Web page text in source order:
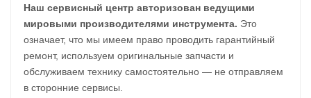
Наш сервисный центр авторизован ведущими
мировыми производителями инструмента. Это
означает, что мы имеем право проводить гарантийный
ремонт, используем оригинальные запчасти и
обслуживаем технику самостоятельно — не отправляем
в сторонние сервисы.